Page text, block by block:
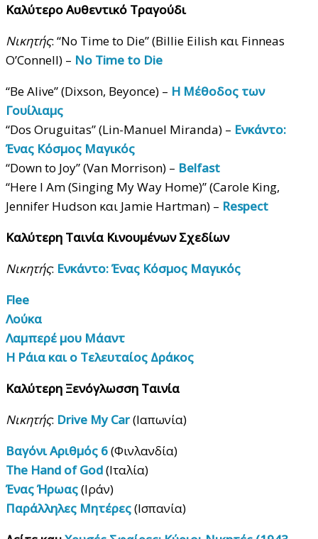
Καλύτερο Αυθεντικό Τραγούδι
Νικητής: “No Time to Die” (Billie Eilish και Finneas
O’Connell) – No Time to Die
“Be Alive” (Dixson, Beyonce) – Η Μέθοδος των
Γουίλιαμς
“Dos Oruguitas” (Lin-Manuel Miranda) – Ενκάντο:
Ένας Κόσμος Μαγικός
“Down to Joy” (Van Morrison) – Belfast
“Here I Am (Singing My Way Home)” (Carole King,
Jennifer Hudson και Jamie Hartman) – Respect
Καλύτερη Ταινία Κινουμένων Σχεδίων
Νικητής: Ενκάντο: Ένας Κόσμος Μαγικός
Flee
Λούκα
Λαμπερέ μου Μάαντ
Η Ράια και ο Τελευταίος Δράκος
Καλύτερη Ξενόγλωσση Ταινία
Νικητής: Drive My Car(Ιαπωνία)
Βαγόνι Αριθμός 6(Φινλανδία)
The Hand of God(Ιταλία)
Ένας Ήρωας(Ιράν)
Παράλληλες Μητέρες(Ισπανία)